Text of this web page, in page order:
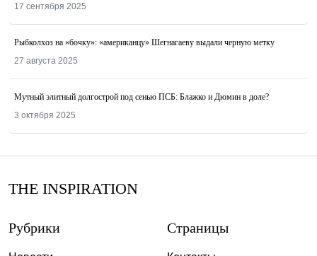
17 сентября 2025
Рыбколхоз на «бочку»: «американцу» Шегнагаеву выдали черную метку
27 августа 2025
Мутный элитный долгострой под сенью ПСБ: Блажко и Дюмин в доле?
3 октября 2025
THE INSPIRATION
Рубрики Страницы